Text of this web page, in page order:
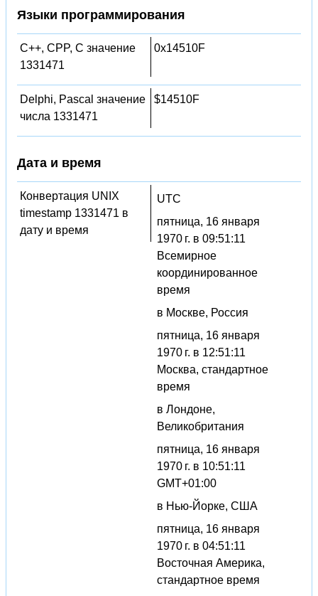
Языки программирования
C++, CPP, C значение
1331471
0x14510F
Delphi, Pascal значение
числа 1331471
$14510F
Дата и время
Конвертация UNIX
timestamp 1331471 в
дату и время
UTC
пятница, 16 января
1970 г. в 09:51:11
Всемирное
координированное
время
в Москве, Россия
пятница, 16 января
1970 г. в 12:51:11
Москва, стандартное
время
в Лондоне,
Великобритания
пятница, 16 января
1970 г. в 10:51:11
GMT+01:00
в Нью-Йорке, США
пятница, 16 января
1970 г. в 04:51:11
Восточная Америка,
стандартное время